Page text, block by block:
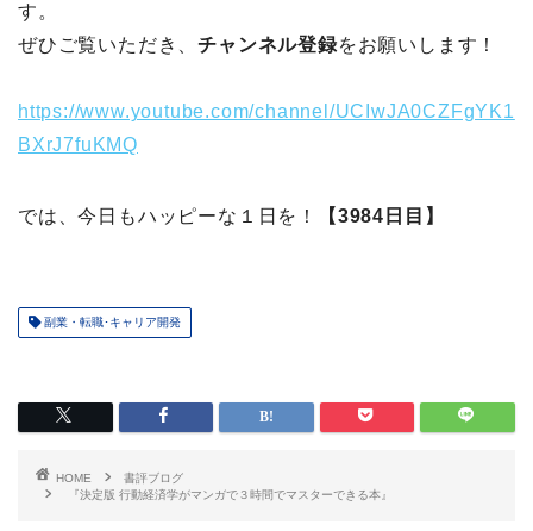
す。
ぜひご覧いただき、チャンネル登録をお願いします！
https://www.youtube.com/channel/UCIwJA0CZFgYK1
BXrJ7fuKMQ
では、今日もハッピーな１日を！ 【3984日目】
副業・転職･キャリア開発
HOME
書評ブログ
『決定版 行動経済学がマンガで３時間でマスターできる本』